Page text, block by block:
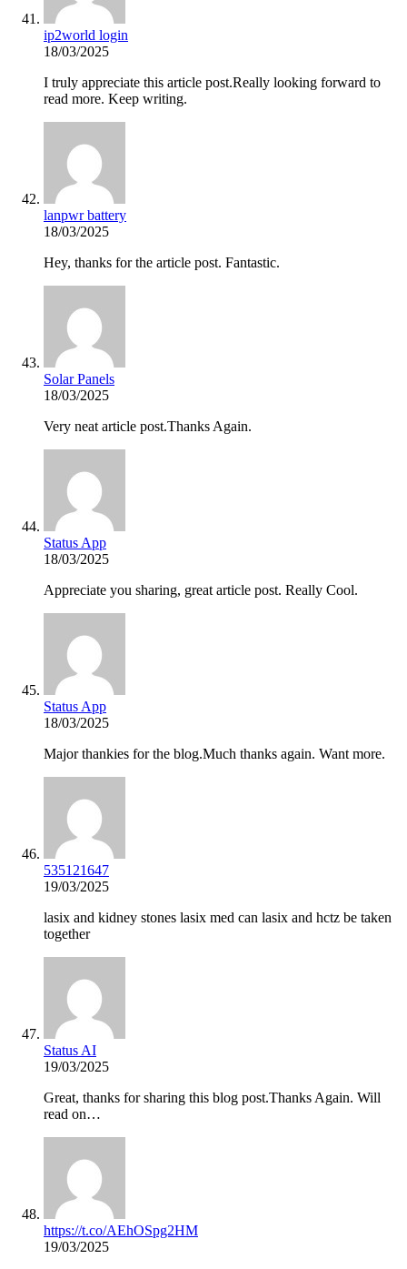
ip2world login
18/03/2025
I truly appreciate this article post.Really looking forward to
read more. Keep writing.
lanpwr battery
18/03/2025
Hey, thanks for the article post. Fantastic.
Solar Panels
18/03/2025
Very neat article post.Thanks Again.
Status App
18/03/2025
Appreciate you sharing, great article post. Really Cool.
Status App
18/03/2025
Major thankies for the blog.Much thanks again. Want more.
535121647
19/03/2025
lasix and kidney stones lasix med can lasix and hctz be taken
together
Status AI
19/03/2025
Great, thanks for sharing this blog post.Thanks Again. Will
read on…
https://t.co/AEhOSpg2HM
19/03/2025